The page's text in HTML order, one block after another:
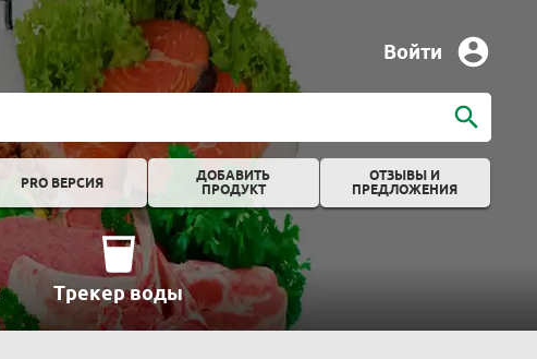
Войти
PRO ВЕРСИЯ
ДОБАВИТЬ
ПРОДУКТ
ОТЗЫВЫ И
ПРЕДЛОЖЕНИЯ
Трекер воды